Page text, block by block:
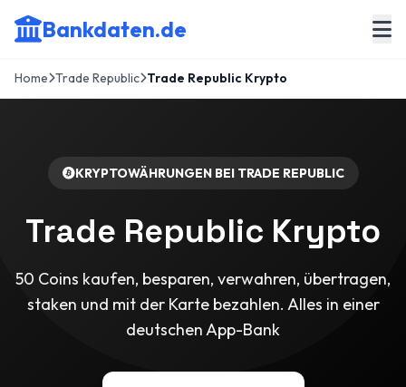
Bankdaten.de
Home Trade Republic Trade Republic Krypto
KRYPTOWÄHRUNGEN BEI TRADE REPUBLIC
Trade Republic Krypto
50 Coins kaufen, besparen, verwahren, übertragen,
staken und mit der Karte bezahlen. Alles in einer
deutschen App-Bank